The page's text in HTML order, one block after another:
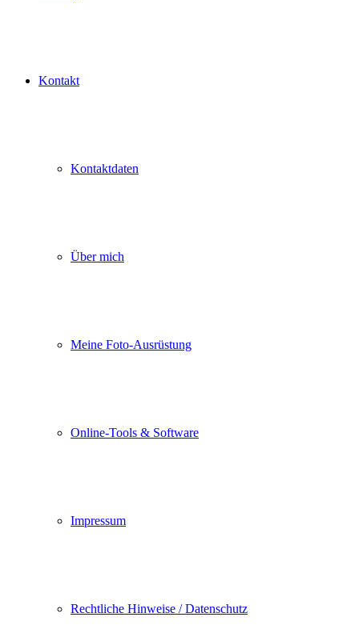
Kontakt
Kontaktdaten
Über mich
Meine Foto-Ausrüstung
Online-Tools & Software
Impressum
Rechtliche Hinweise / Datenschutz